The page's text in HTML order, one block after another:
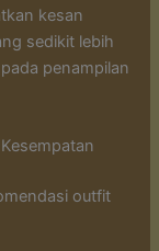
kesan
sedikit lebih
penampilan
outfit